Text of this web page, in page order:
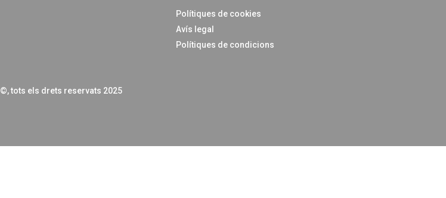
Polítiques de cookies
Avís legal
Polítiques de condicions
©, tots els drets reservats 2025